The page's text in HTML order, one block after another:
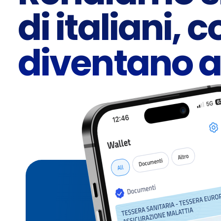
di italiani,
diventano